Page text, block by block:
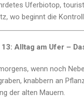
Uferbiotop,
wo beginnt die
13: Alltag am Ufer –
wenn noch
knabbern an
der alten Mauern.